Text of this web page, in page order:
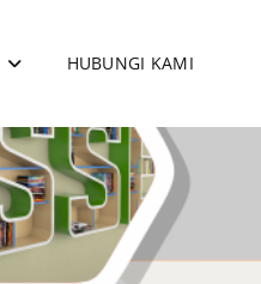
HUBUNGI KAMI